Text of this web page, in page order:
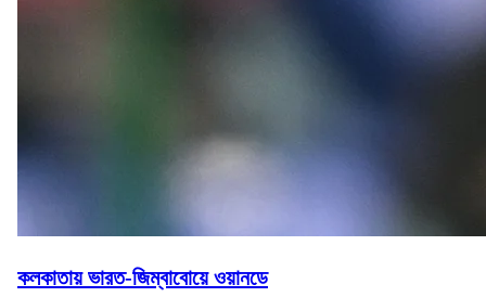
কলকাতায় ভারত-জিম্বাবোয়ে ওয়ানডে